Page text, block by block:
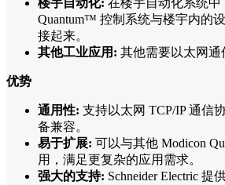
楼宇自动化: 在楼宇自动化系统中
Quantum™ 控制系统与楼宇内的
接起来。
其他工业应用: 其他需要以太网通
优势
通用性: 支持以太网 TCP/IP 通信
备兼容。
易于扩展: 可以与其他 Modicon
用，满足更复杂的应用需求。
强大的支持: Schneider Electric 提